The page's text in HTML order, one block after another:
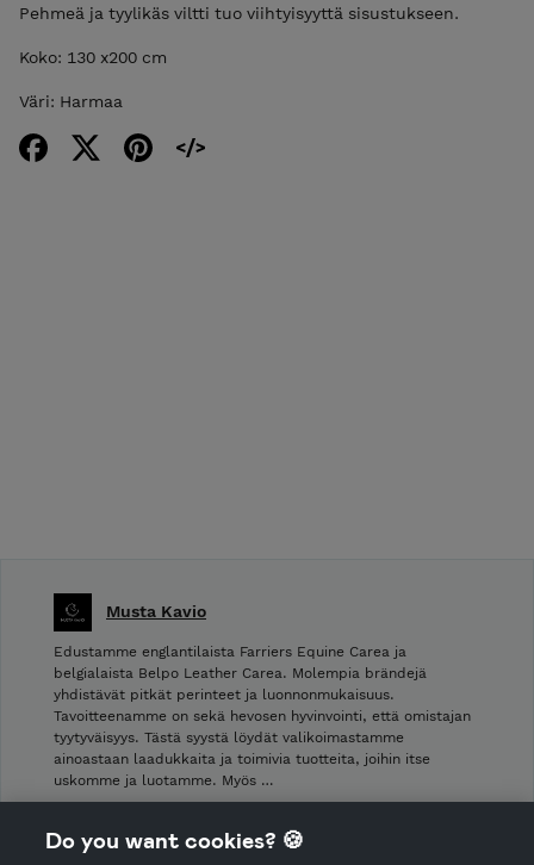
Pehmeä ja tyylikäs viltti tuo viihtyisyyttä sisustukseen.
Koko: 130 x200 cm
Väri: Harmaa
Musta Kavio
Edustamme englantilaista Farriers Equine Carea ja
belgialaista Belpo Leather Carea. Molempia brändejä
yhdistävät pitkät perinteet ja luonnonmukaisuus.
Tavoitteenamme on sekä hevosen hyvinvointi, että omistajan
tyytyväisyys. Tästä syystä löydät valikoimastamme
ainoastaan laadukkaita ja toimivia tuotteita, joihin itse
uskomme ja luotamme. Myös …
Shop privacy policy
Do you want cookies? 🍪